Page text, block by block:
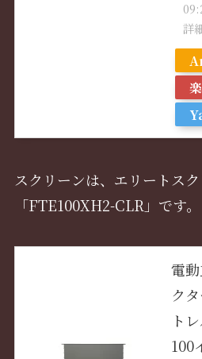
詳
スクリーンは、エリートス
「FTE100XH2-CLR」です。
電
ク
ト
100